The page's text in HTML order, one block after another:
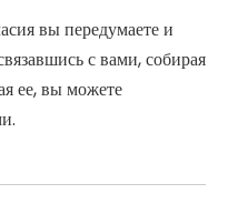
вы передумаете и
с вами, собирая
ее, вы можете